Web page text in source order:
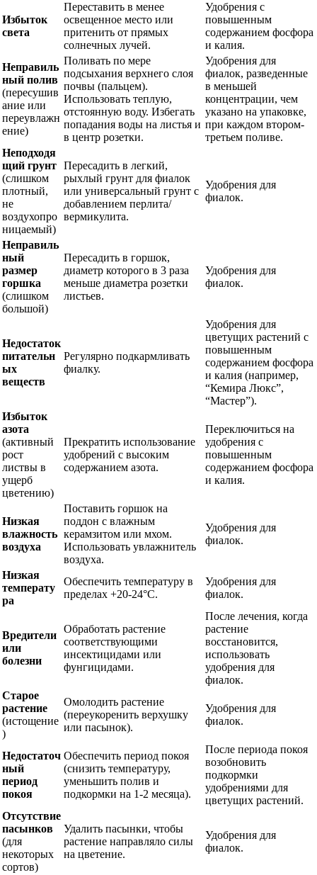
Избыток
света
Переставить в менее
освещенное место или
притенить от прямых
солнечных лучей.
Удобрения с
повышенным
содержанием фосфора
и калия.
Неправиль
ный полив
(пересушив
ание или
переувлажн
ение)
Поливать по мере
подсыхания верхнего слоя
почвы (пальцем).
Использовать теплую,
отстоянную воду. Избегать
попадания воды на листья и
в центр розетки.
Удобрения для
фиалок, разведенные
в меньшей
концентрации, чем
указано на упаковке,
при каждом втором-
третьем поливе.
Неподходя
щий грунт
(слишком
плотный,
не
воздухопро
ницаемый)
Пересадить в легкий,
рыхлый грунт для фиалок
или универсальный грунт с
добавлением перлита/
вермикулита.
Удобрения для
фиалок.
Неправиль
ный
размер
горшка
(слишком
большой)
Пересадить в горшок,
диаметр которого в 3 раза
меньше диаметра розетки
листьев.
Удобрения для
фиалок.
Недостаток
питательн
ых
веществ
Регулярно подкармливать
фиалку.
Удобрения для
цветущих растений с
повышенным
содержанием фосфора
и калия (например,
“Кемира Люкс”,
“Мастер”).
Избыток
азота
(активный
рост
листвы в
ущерб
цветению)
Прекратить использование
удобрений с высоким
содержанием азота.
Переключиться на
удобрения с
повышенным
содержанием фосфора
и калия.
Низкая
влажность
воздуха
Поставить горшок на
поддон с влажным
керамзитом или мхом.
Использовать увлажнитель
воздуха.
Удобрения для
фиалок.
Низкая
температу
ра
Обеспечить температуру в
пределах +20-24°C.
Удобрения для
фиалок.
Вредители
или
болезни
Обработать растение
соответствующими
инсектицидами или
фунгицидами.
После лечения, когда
растение
восстановится,
использовать
удобрения для
фиалок.
Старое
растение
(истощение
)
Омолодить растение
(переукоренить верхушку
или пасынок).
Удобрения для
фиалок.
Недостаточ
ный
период
покоя
Обеспечить период покоя
(снизить температуру,
уменьшить полив и
подкормки на 1-2 месяца).
После периода покоя
возобновить
подкормки
удобрениями для
цветущих растений.
Отсутствие
пасынков
(для
некоторых
сортов)
Удалить пасынки, чтобы
растение направляло силы
на цветение.
Удобрения для
фиалок.